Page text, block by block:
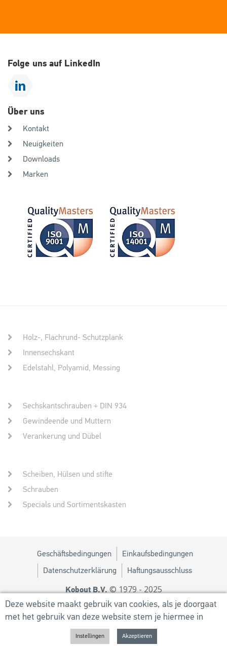
Deze website maakt gebruik van cookies, als je doorgaat
met het gebruik van deze website stem je hiermee in
Folge uns auf LinkedIn
Über uns
Kontakt
Neuigkeiten
Downloads
Marken
Holz-, Flachrund- Schutzplank
Innensechskant
Edelstahl, Polyamid, Messing
Sechskantschrauben + DIN 934
Gewindeende und Muttern
Verankerung und Dübel
Scheiben, Hülsen und stifte
Schrauben
Specials und Sortimentskasten
Geschäftsbedingungen Einkaufsbedingungen
Datenschutzerklärung Haftungsausschluss
Kobout B.V.© 1979 - 2025
Design von MM
Powered byUtilize Business Solutions BV